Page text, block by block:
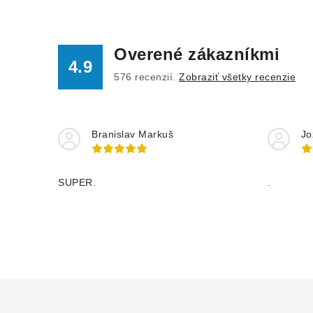
4.9
Overené zákazníkmi
576 recenzií. Zobraziť všetky recenzie
Branislav Markuš
SUPER.